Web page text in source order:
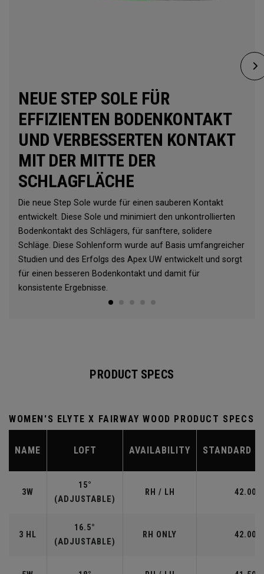
NEUE STEP SOLE FÜR
EFFIZIENTEN BODENKONTAKT
UND VERBESSERTEN KONTAKT
MIT DER MITTE DER
SCHLAGFLÄCHE
Die neue Step Sole wurde für einen sauberen Kontakt
entwickelt. Diese Sole und minimiert den unkontrollierten
Bodenkontakt des Schlägers, für sanftere, solidere
Schläge. Diese Sohlenform wurde auf Basis umfangreicher
Studien und des Erfolgs des Apex UW entwickelt und sorgt
für einen besseren Bodenkontakt und damit für
konsistente Ergebnisse.
PRODUCT SPECS
WOMEN'S ELYTE X FAIRWAY WOOD PRODUCT SPECS
NAME LOFT AVAILABILITY STANDARD
3W
15°
(ADJUSTABLE)
RH / LH 42.00"
3 HL
16.5°
(ADJUSTABLE)
RH ONLY 42.00"